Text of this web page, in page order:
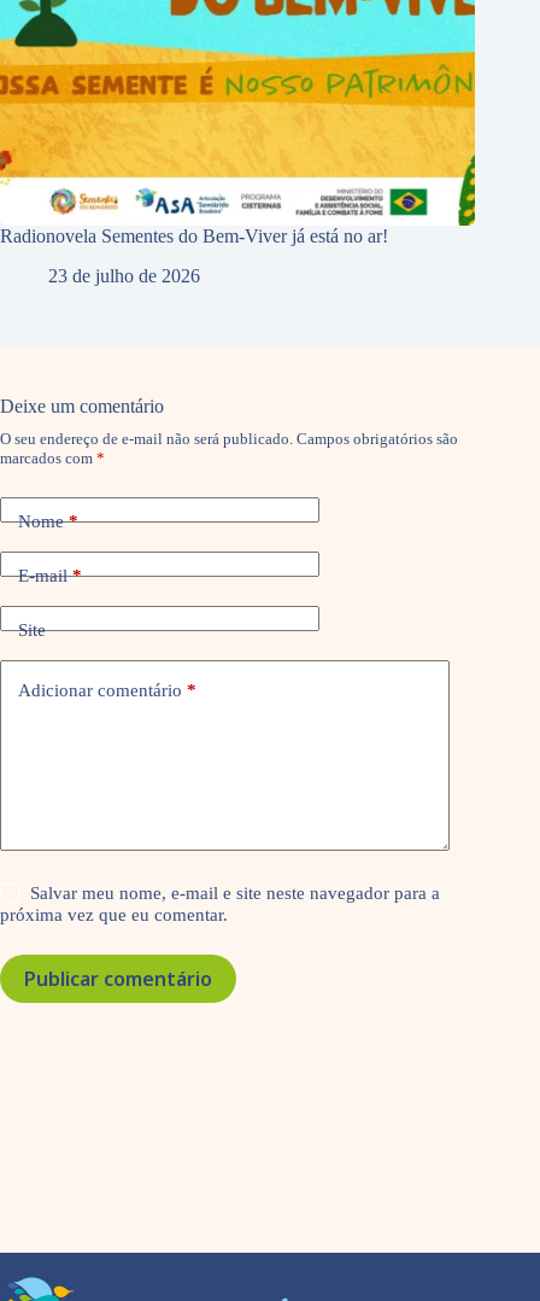
Radionovela Sementes do Bem-Viver já está no ar!
23 de julho de 2026
Deixe um comentário
O seu endereço de e-mail não será publicado. Campos obrigatórios são
marcados com *
Nome*
E-mail*
Site
Adicionar comentário *
Salvar meu nome, e-mail e site neste navegador para a
próxima vez que eu comentar.
Publicar comentário